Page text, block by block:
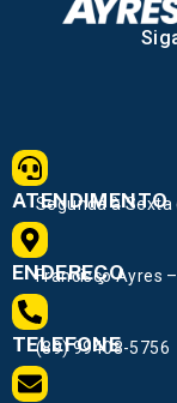
ATENDIMENTO
Segunda à Sexta
ENDEREÇO
Francisco Ayres
TELEFONE
(89) 99408-5756